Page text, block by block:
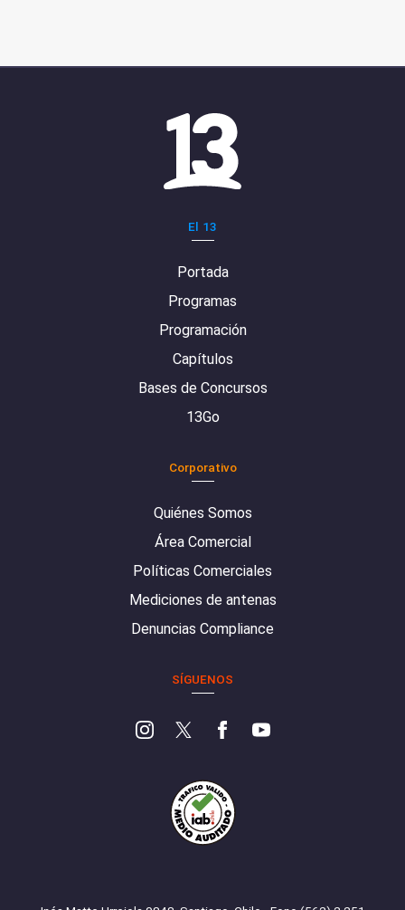
El 13
Portada
Programas
Programación
Capítulos
Bases de Concursos
13Go
Corporativo
Quiénes Somos
Área Comercial
Políticas Comerciales
Mediciones de antenas
Denuncias Compliance
SÍGUENOS